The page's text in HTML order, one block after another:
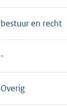
bestuur en recht
Overig